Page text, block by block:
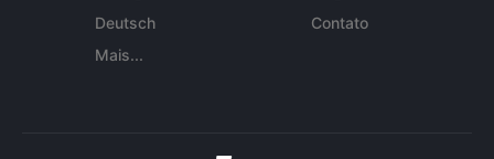
Deutsch
Mais...
Contato